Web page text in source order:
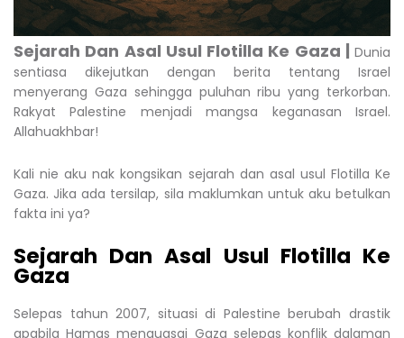
Sejarah Dan Asal Usul Flotilla Ke Gaza | Dunia
sentiasa dikejutkan dengan berita tentang Israel
menyerang Gaza sehingga puluhan ribu yang terkorban.
Rakyat Palestine menjadi mangsa keganasan Israel.
Allahuakhbar!
Kali nie aku nak kongsikan sejarah dan asal usul Flotilla Ke
Gaza. Jika ada tersilap, sila maklumkan untuk aku betulkan
fakta ini ya?
Sejarah Dan Asal Usul Flotilla Ke
Gaza
Selepas tahun 2007, situasi di Palestine berubah drastik
apabila Hamas menguasai Gaza selepas konflik dalaman